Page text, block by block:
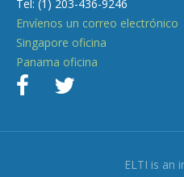
Tel: (1) 203-436-9246
Envíenos un correo electrónico
Singapore oficina
Panama oficina
ELTI is an